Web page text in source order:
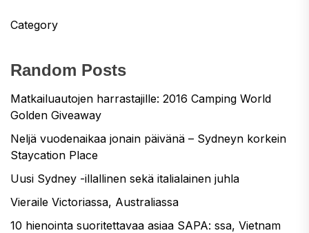
Category
Random Posts
Matkailuautojen harrastajille: 2016 Camping World
Golden Giveaway
Neljä vuodenaikaa jonain päivänä – Sydneyn korkein
Staycation Place
Uusi Sydney -illallinen sekä italialainen juhla
Vieraile Victoriassa, Australiassa
10 hienointa suoritettavaa asiaa SAPA: ssa, Vietnam